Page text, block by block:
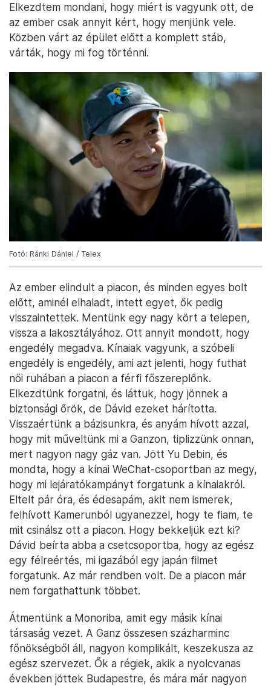
Elkezdtem mondani, hogy miért is vagyunk ott, de
az ember csak annyit kért, hogy menjünk vele.
Közben várt az épület előtt a komplett stáb,
várták, hogy mi fog történni.
Fotó: Ránki Dániel / Telex
Az ember elindult a piacon, és minden egyes bolt
előtt, aminél elhaladt, intett egyet, ők pedig
visszaintettek. Mentünk egy nagy kört a telepen,
vissza a lakosztályához. Ott annyit mondott, hogy
engedély megadva. Kínaiak vagyunk, a szóbeli
engedély is engedély, ami azt jelenti, hogy futhat
női ruhában a piacon a férfi főszereplőnk.
Elkezdtünk forgatni, és láttuk, hogy jönnek a
biztonsági őrök, de Dávid ezeket hárította.
Visszaértünk a bázisunkra, és anyám hívott azzal,
hogy mit műveltünk mi a Ganzon, tiplizzünk onnan,
mert nagyon nagy gáz van. Jött Yu Debin, és
mondta, hogy a kínai WeChat-csoportban az megy,
hogy mi lejáratókampányt forgatunk a kínaiakról.
Eltelt pár óra, és édesapám, akit nem ismerek,
felhívott Kamerunból ugyanezzel, hogy te fiam, te
mit csinálsz ott a piacon. Hogy bekkeljük ezt ki?
Dávid beírta abba a csetcsoportba, hogy az egész
egy félreértés, mi igazából egy japán filmet
forgatunk. Az már rendben volt. De a piacon már
nem forgathattunk többet.
Átmentünk a Monoriba, amit egy másik kínai
társaság vezet. A Ganz összesen százharminc
főnökségből áll, nagyon komplikált, keszekusza az
egész szervezet. Ők a régiek, akik a nyolcvanas
években jöttek Budapestre, és mára már nagyon